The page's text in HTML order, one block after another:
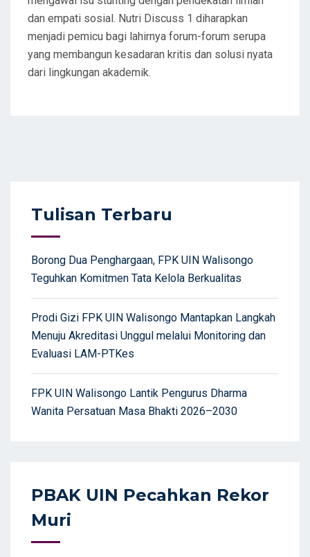
dan empati sosial. Nutri Discuss 1 diharapkan
menjadi pemicu bagi lahirnya forum-forum serupa
yang membangun kesadaran kritis dan solusi nyata
dari lingkungan akademik.
Tulisan Terbaru
Borong Dua Penghargaan, FPK UIN Walisongo
Teguhkan Komitmen Tata Kelola Berkualitas
Prodi Gizi FPK UIN Walisongo Mantapkan Langkah
Menuju Akreditasi Unggul melalui Monitoring dan
Evaluasi LAM-PTKes
FPK UIN Walisongo Lantik Pengurus Dharma
Wanita Persatuan Masa Bhakti 2026–2030
PBAK UIN Pecahkan Rekor
Muri